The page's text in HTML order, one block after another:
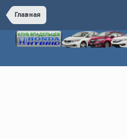
Главная